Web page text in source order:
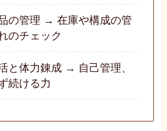
の管理 → 在庫や構成の管
のチェック
と体力錬成 → 自己管理、
続ける力